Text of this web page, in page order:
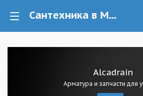
Сантехника в Минске - купить сантехнику в магазине Ledeme
Alcadrain
Арматура и запчасти для